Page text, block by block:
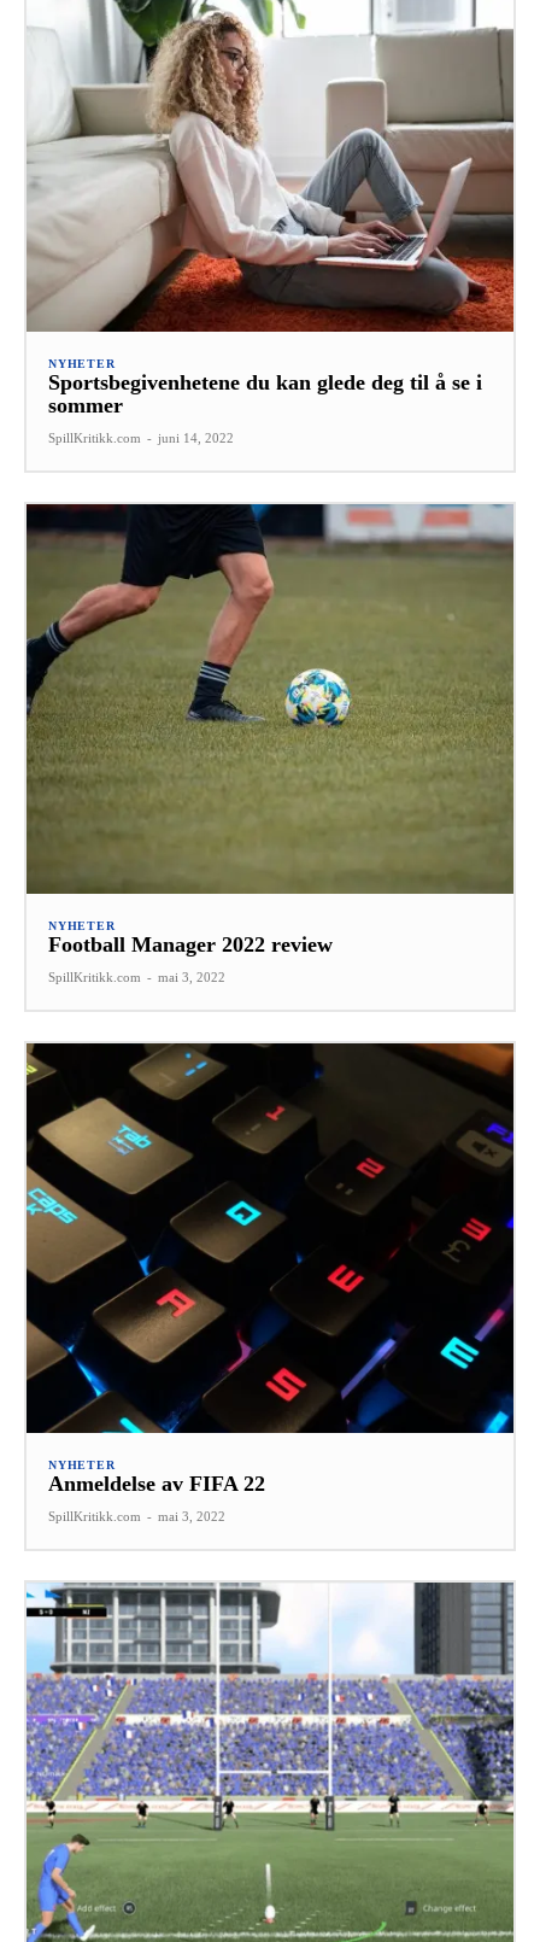
NYHETER
Sportsbegivenhetene du kan glede deg til å se i
sommer
SpillKritikk.com - juni 14, 2022
NYHETER
Football Manager 2022 review
SpillKritikk.com - mai 3, 2022
NYHETER
Anmeldelse av FIFA 22
SpillKritikk.com - mai 3, 2022